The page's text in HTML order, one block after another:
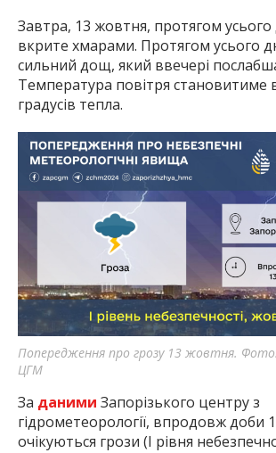
Завтра, 13 жовтня, протягом усього
вкрите хмарами. Протягом усього
сильний дощ, який ввечері
Температура повітря становитиме
градусів тепла.
Попередження про грозу 13 жовтня. Фото:
ЦГМ
За даними Запорізького центру з
гідрометеорології, впродовж доби
очікуються грози (I рівня